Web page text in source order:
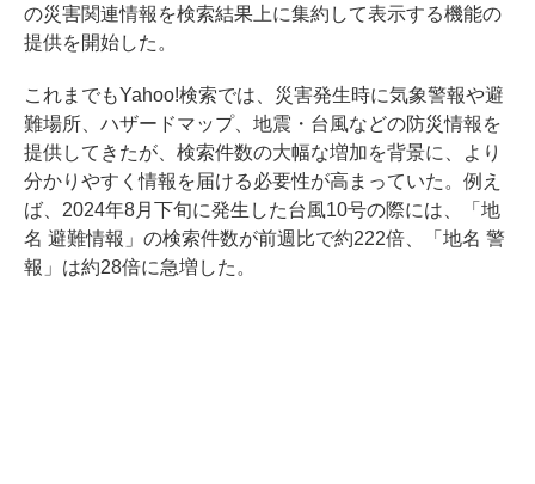
の災害関連情報を検索結果上に集約して表示する機能の
提供を開始した。
これまでもYahoo!検索では、災害発生時に気象警報や避
難場所、ハザードマップ、地震・台風などの防災情報を
提供してきたが、検索件数の大幅な増加を背景に、より
分かりやすく情報を届ける必要性が高まっていた。例え
ば、2024年8月下旬に発生した台風10号の際には、「地
名 避難情報」の検索件数が前週比で約222倍、「地名 警
報」は約28倍に急増した。